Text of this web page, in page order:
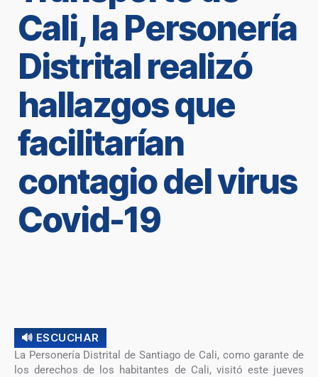
Cali, la Personería
Distrital realizó
hallazgos que
facilitarían
contagio del virus
Covid-19
🔊 ESCUCHAR
La Personería Distrital de Santiago de Cali, como garante de
los derechos de los habitantes de Cali, visitó este jueves